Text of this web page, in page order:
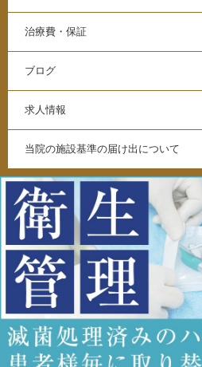
治療費・保証
ブログ
求人情報
当院の施設基準の届け出について